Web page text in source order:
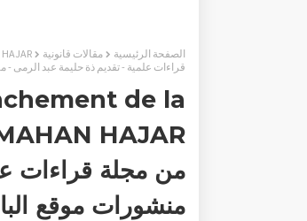
الصفحة الرئيسية مقالات قانونية
قراءات علمية - تقديم ذة حليمة عبد الرمى
de la
من مجلة قراءات
منشورات موقع